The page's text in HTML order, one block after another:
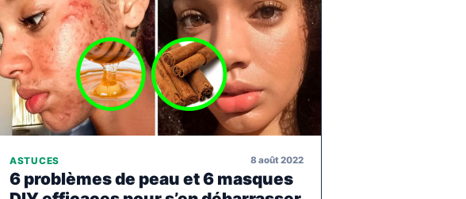
ASTUCES 8 août 2022
6 problèmes de peau et 6 masques